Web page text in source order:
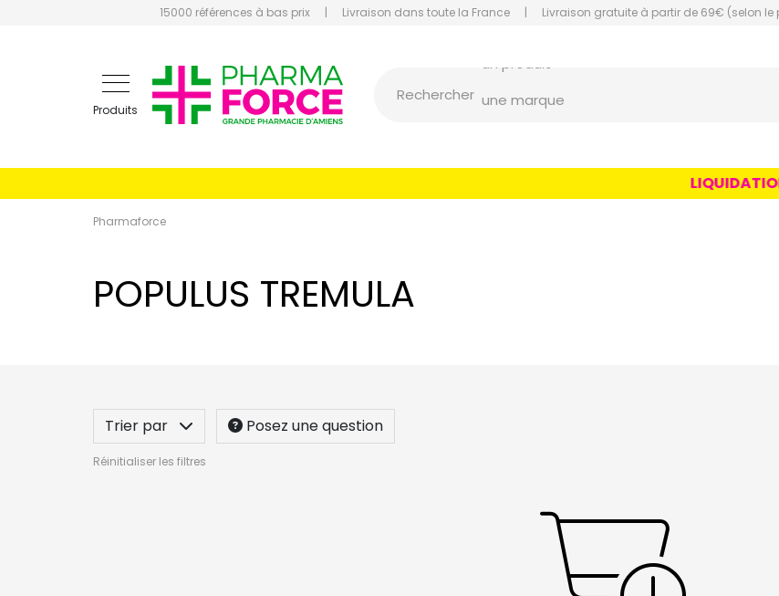
15000 références à bas prix | Livraison dans toute la France | Livraison gratuite à partir de 69€ (selon
Produits
Pharmaforce Grande Pharmacie Amiens Fachon
Rechercher
un conseil
une marque
Pharmaforce
POPULUS TREMULA
Trier par Posez une question
Réinitialiser les filtres